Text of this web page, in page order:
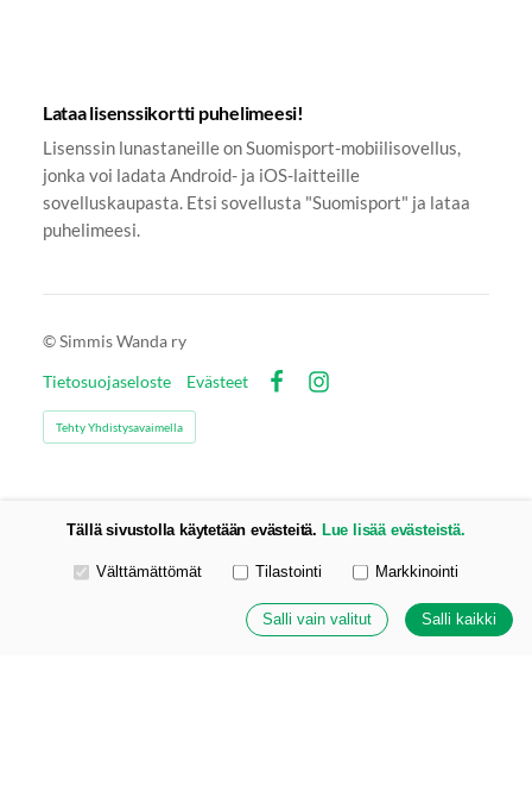
Lataa lisenssikortti puhelimeesi!
Lisenssin lunastaneille on Suomisport-mobiilisovellus,
jonka voi ladata Android- ja iOS-laitteille
sovelluskaupasta. Etsi sovellusta "Suomisport" ja lataa
puhelimeesi.
©Simmis Wanda ry
Tietosuojaseloste
Evästeet
Tehty Yhdistysavaimella
Tällä sivustolla käytetään evästeitä. Lue lisää evästeistä.
Valitse käytettävät evästeet
Välttämättömät Tilastointi Markkinointi
Salli vain valitut Salli kaikki